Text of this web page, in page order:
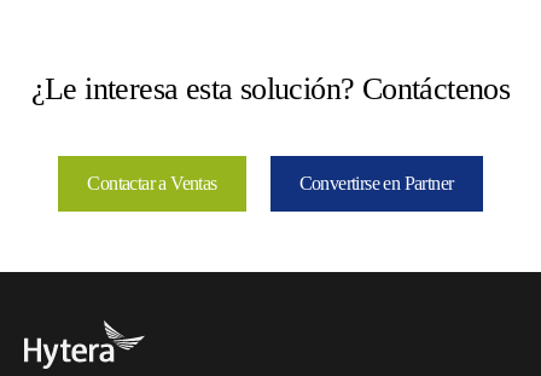
¿Le interesa esta solución? Contáctenos
Contactar a Ventas Convertirse en Partner